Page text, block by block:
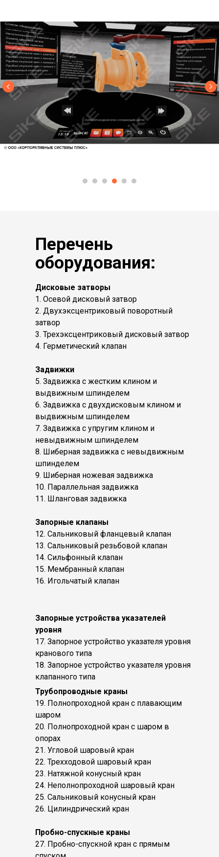
Дисковые затворы
1. Осевой дисковый затвор
2. Двухэксцентриковый поворотный
затвор
3. Трехэксцентриковый дисковый затвор
4. Герметический клапан
Задвижки
5. Задвижка с жестким клином и
выдвижным шпинделем
6. Задвижка с двухдисковым клином и
выдвижным шпинделем
7. Задвижка с упругим клином и
невыдвижным шпинделем
8. Шиберная задвижка с невыдвижным
шпинделем
9. Шиберная ножевая задвижка
10. Параллельная задвижка
11. Шланговая задвижка
Запорные клапаны
12. Сальниковый фланцевый клапан
13. Сальниковый резьбовой клапан
14. Сильфонный клапан
15. Мембранный клапан
16. Игольчатый клапан
Перечень
оборудования:
Трубопроводные краны
19. Полнопроходной кран с плавающим
шаром
20. Полнопроходной кран с шаром в
опорах
21. Угловой шаровый кран
22. Трехходовой шаровый кран
23. Натяжной конусный кран
24. Неполнопроходной шаровый кран
25. Сальниковый конусный кран
26. Цилиндрический кран
Пробно-спускные краны
27. Пробно-спускной кран с прямым
Запорные устройства указателей
уровня
17. Запорное устройство указателя уровня
кранового типа
18. Запорное устройство указателя уровня
клапанного типа